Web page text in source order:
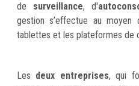
de surveillance, d'
gestion s’effectue au moyen
tablettes et les plateformes de
Les deux entreprises, qui